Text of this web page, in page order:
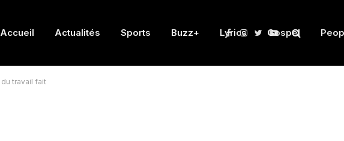
Accueil Actualités Sports Buzz+ Lyrics Gospel
Facebook
Instagram
TwitterYouTube
travail fait